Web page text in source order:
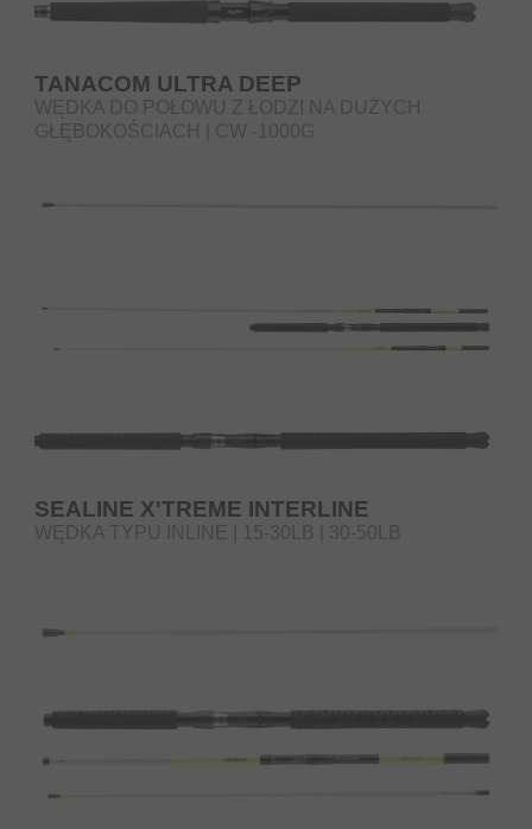
TANACOM ULTRA DEEP
WĘDKA DO POŁOWU Z ŁODZI NA DUŻYCH
GŁĘBOKOŚCIACH | CW -1000G
SEALINE X'TREME INTERLINE
WĘDKA TYPU INLINE | 15-30LB | 30-50LB